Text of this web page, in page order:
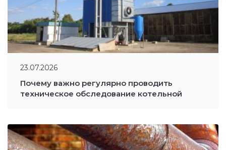
23.07.2026
Почему важно регулярно проводить
техническое обследование котельной